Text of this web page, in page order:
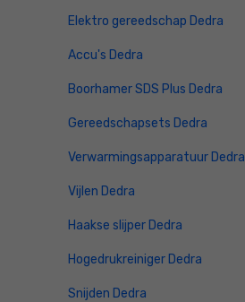
Elektro gereedschap Dedra
Accu's Dedra
Boorhamer SDS Plus Dedra
Gereedschapsets Dedra
Verwarmingsapparatuur Dedra
Vijlen Dedra
Haakse slijper Dedra
Hogedrukreiniger Dedra
Snijden Dedra